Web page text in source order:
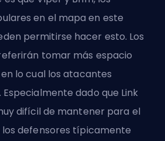
en el mapa en este
permitirse hacer esto. Los
tomar más espacio
lo cual los atacantes
dado que Link
difícil de mantener para el
defensores típicamente